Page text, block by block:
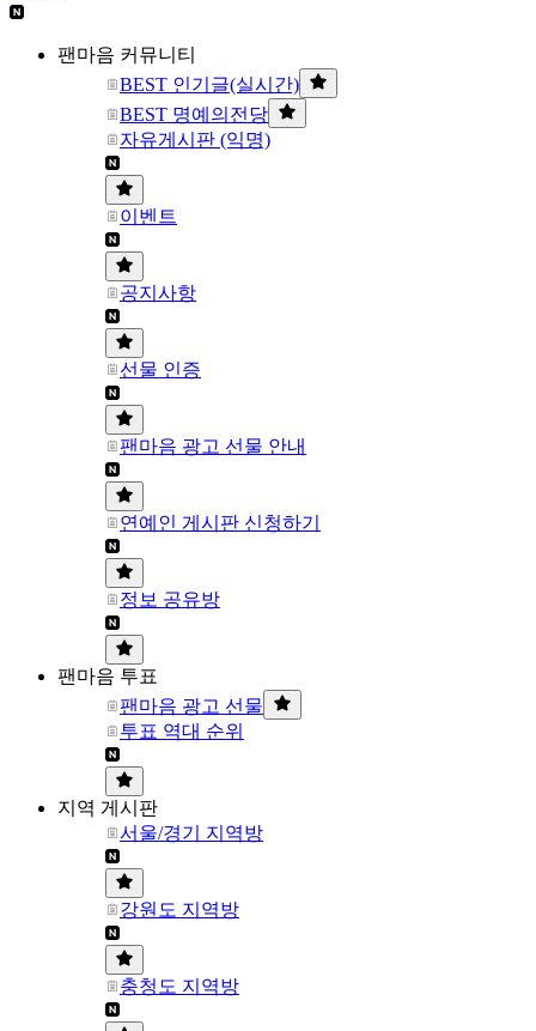
팬마음 커뮤니티
BEST 인기글(실시간)
BEST 명예의전당
자유게시판 (익명)
이벤트
공지사항
선물 인증
팬마음 광고 선물 안내
연예인 게시판 신청하기
정보 공유방
팬마음 투표
팬마음 광고 선물
투표 역대 순위
지역 게시판
서울/경기 지역방
강원도 지역방
충청도 지역방